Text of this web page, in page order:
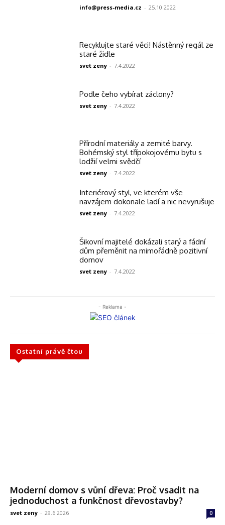
- Reklama -
Ostatní právě čtou
Moderní domov s vůní dřeva: Proč vsadit na
jednoduchost a funkčnost dřevostavby?
svet zeny - 29.6.2026 0
info@press-media.cz - 25.10.2022
Recyklujte staré věci! Nástěnný regál ze
staré židle
svet zeny - 7.4.2022
Podle čeho vybírat záclony?
svet zeny - 7.4.2022
Přírodní materiály a zemité barvy.
Bohémský styl třípokojovému bytu s
lodžií velmi svědčí
svet zeny - 7.4.2022
Interiérový styl, ve kterém vše
navzájem dokonale ladí a nic nevyrušuje
svet zeny - 7.4.2022
Šikovní majitelé dokázali starý a fádní
dům přeměnit na mimořádně pozitivní
domov
svet zeny - 7.4.2022